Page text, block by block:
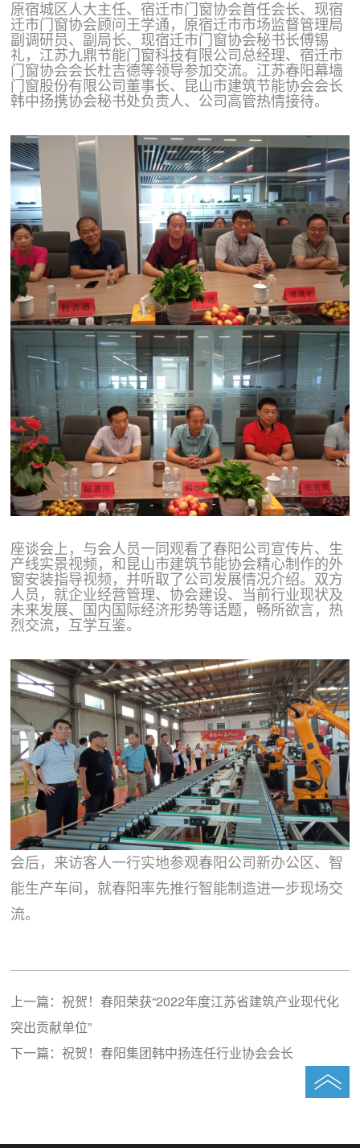
原宿城区人大主任、宿迁市门窗协会首任会长、 现宿
迁市门窗协会顾问王学通 ， 原宿迁市市场监督管理局
副调研员、副局长、现宿迁市门窗协会秘书长傅锡
礼， 江苏九鼎节能门窗科技有限公司总经理、宿迁市
门窗协会会长杜吉德等领导参加交流。 江苏春阳幕墙
门窗股份有限公司董事长、昆山市建筑节能协会会长
韩中扬携协会秘书处负责人、公司高管热情接待。
座谈会上，与会人员一同观看了春阳公司宣传片、生
产线实景视频，和昆山市建筑节能协会精心制作的外
窗安装指导视频，并听取了公司发展情况介绍。双方
人员，就企业经营管理、协会建设、当前行业现状及
未来发展、国内国际经济形势等话题，畅所欲言，热
烈交流，互学互鉴。
会后，来访客人一行实地参观春阳公司新办公区、智
能生产车间，就春阳率先推行智能制造进一步现场交
流。
上一篇：祝贺！春阳荣获“2022年度江苏省建筑产业现代化
突出贡献单位”
下一篇：祝贺！春阳集团韩中扬连任行业协会会长